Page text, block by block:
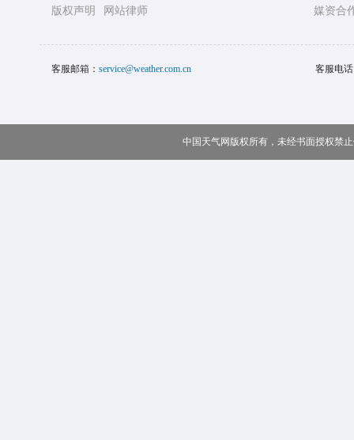
版权声明 网站律师 媒资合
客服邮箱： service@weather.com.cn 客服电
中国天气网版权所有，未经书面授权